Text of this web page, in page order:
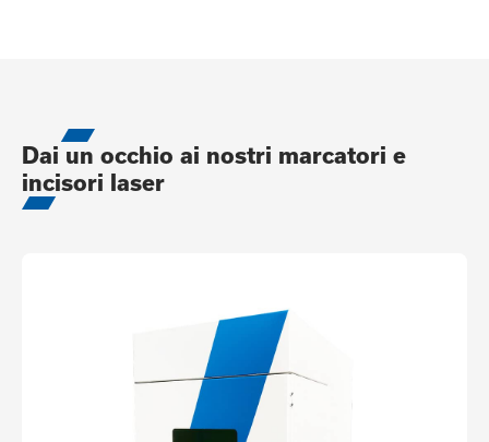
Dai un occhio ai nostri marcatori e
incisori laser